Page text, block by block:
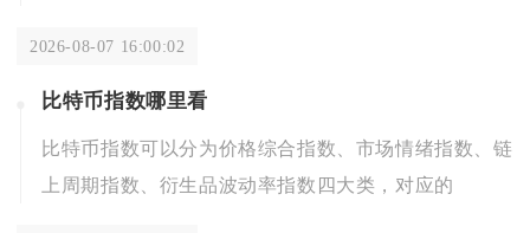
2026-08-07 16:00:02
比特币指数哪里看
比特币指数可以分为价格综合指数、市场情绪指数、链
上周期指数、衍生品波动率指数四大类，对应的